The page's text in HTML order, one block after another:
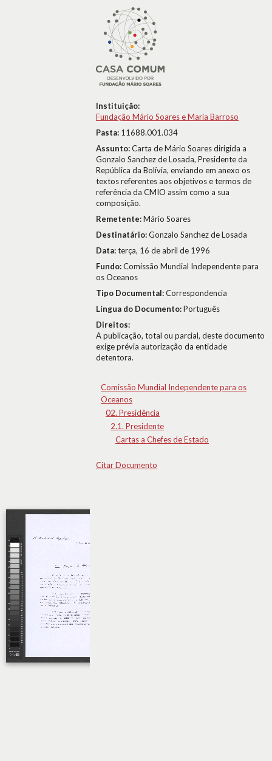
Instituição:
Fundação Mário Soares e Maria Barroso
Pasta: 11688.001.034
Assunto:Carta de Mário Soares dirigida a
Gonzalo Sanchez de Losada, Presidente da
República da Bolívia, enviando em anexo os
textos referentes aos objetivos e termos de
referência da CMIO assim como a sua
composição.
Remetente:Mário Soares
Destinatário:Gonzalo Sanchez de Losada
Data:terça, 16 de abril de 1996
Fundo:Comissão Mundial Independente para
os Oceanos
Tipo Documental:Correspondencia
Língua do Documento:Português
Direitos:
A publicação, total ou parcial, deste documento
exige prévia autorização da entidade
detentora.
Comissão Mundial Independente para os
Oceanos
02. Presidência
2.1. Presidente
Cartas a Chefes de Estado
Citar Documento